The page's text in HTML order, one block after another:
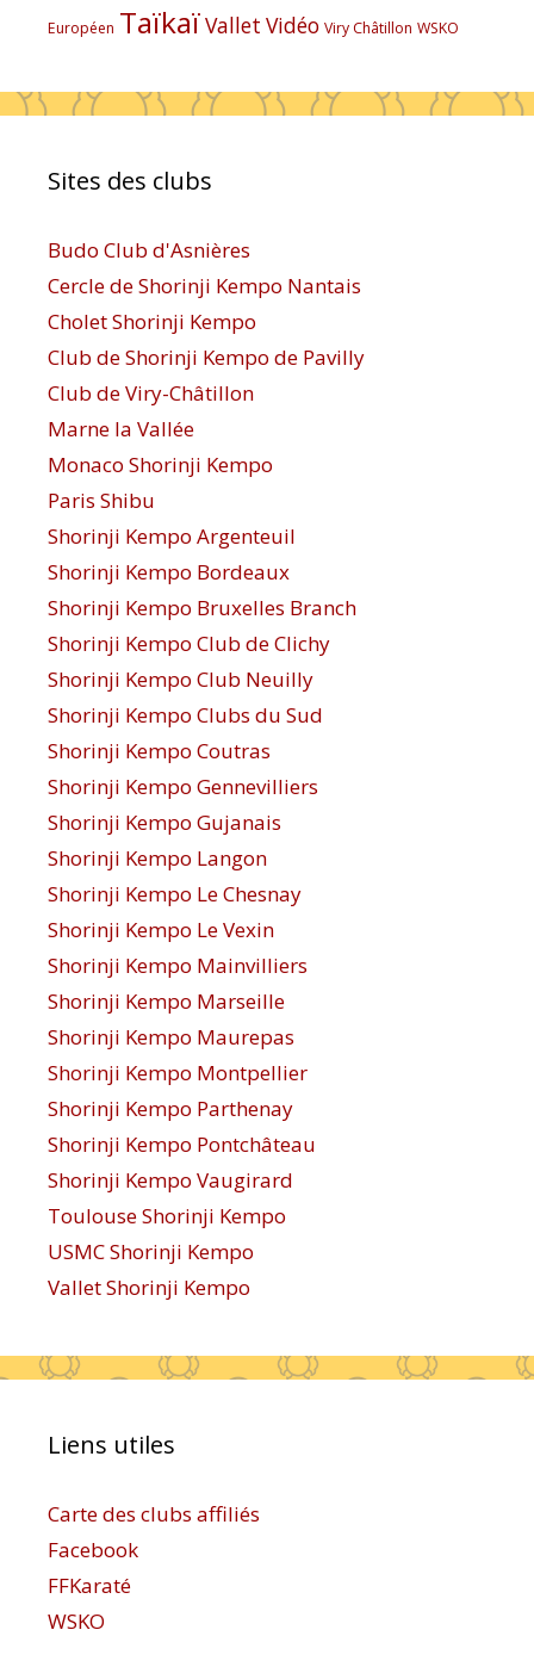
Européen TaïkaïVallet Vidéo Viry Châtillon WSKO
Sites des clubs
Budo Club d'Asnières
Cercle de Shorinji Kempo Nantais
Cholet Shorinji Kempo
Club de Shorinji Kempo de Pavilly
Club de Viry-Châtillon
Marne la Vallée
Monaco Shorinji Kempo
Paris Shibu
Shorinji Kempo Argenteuil
Shorinji Kempo Bordeaux
Shorinji Kempo Bruxelles Branch
Shorinji Kempo Club de Clichy
Shorinji Kempo Club Neuilly
Shorinji Kempo Clubs du Sud
Shorinji Kempo Coutras
Shorinji Kempo Gennevilliers
Shorinji Kempo Gujanais
Shorinji Kempo Langon
Shorinji Kempo Le Chesnay
Shorinji Kempo Le Vexin
Shorinji Kempo Mainvilliers
Shorinji Kempo Marseille
Shorinji Kempo Maurepas
Shorinji Kempo Montpellier
Shorinji Kempo Parthenay
Shorinji Kempo Pontchâteau
Shorinji Kempo Vaugirard
Toulouse Shorinji Kempo
USMC Shorinji Kempo
Vallet Shorinji Kempo
Liens utiles
Carte des clubs affiliés
Facebook
FFKaraté
WSKO